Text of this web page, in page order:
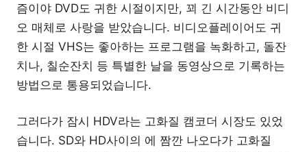
즘이야 DVD도 귀한 시절이지만, 꾀 긴 시간동안 비디
오 매체로 사랑을 받았습니다. 비디오플레이어도 귀
한 시절 VHS는 좋아하는 프로그램을 녹화하고, 돌잔
치나, 칠순잔치 등 특별한 날을 동영상으로 기록하는
방법으로 통용되었습니다.
그러다가 잠시 HDV라는 고화질 캠코더 시장도 있었
습니다. SD와 HD사이의 에 짬깐 나오다가 고화질